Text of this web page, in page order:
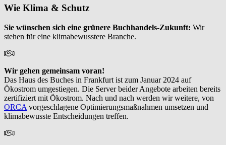
Wie Klima & Schutz
Sie wünschen sich eine grünere Buchhandels-Zukunft: Wir
stehen für eine klimabewusstere Branche.
Wir gehen gemeinsam voran!
Das Haus des Buches in Frankfurt ist zum Januar 2024 auf
Ökostrom umgestiegen. Die Server beider Angebote arbeiten bereits
zertifiziert mit Ökostrom. Nach und nach werden wir weitere, von
ORCA vorgeschlagene Optimierungsmaßnahmen umsetzen und
klimabewusste Entscheidungen treffen.